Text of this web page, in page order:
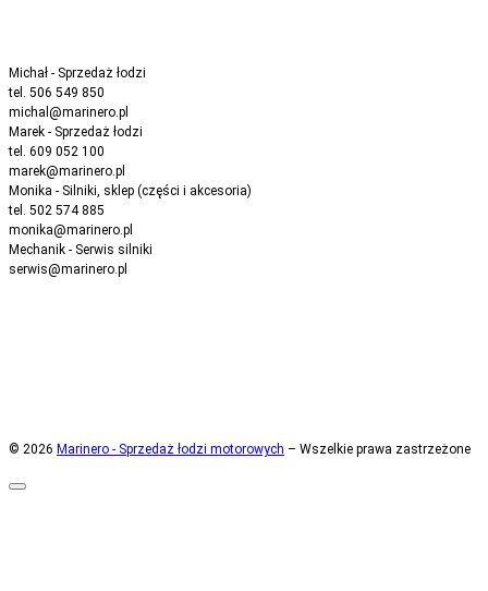
Michał - Sprzedaż łodzi
tel. 506 549 850
michal@marinero.pl
Marek - Sprzedaż łodzi
tel. 609 052 100
marek@marinero.pl
Monika - Silniki, sklep (części i akcesoria)
tel. 502 574 885
monika@marinero.pl
Mechanik - Serwis silniki
serwis@marinero.pl
© 2026 Marinero - Sprzedaż łodzi motorowych – Wszelkie prawa zastrzeżone